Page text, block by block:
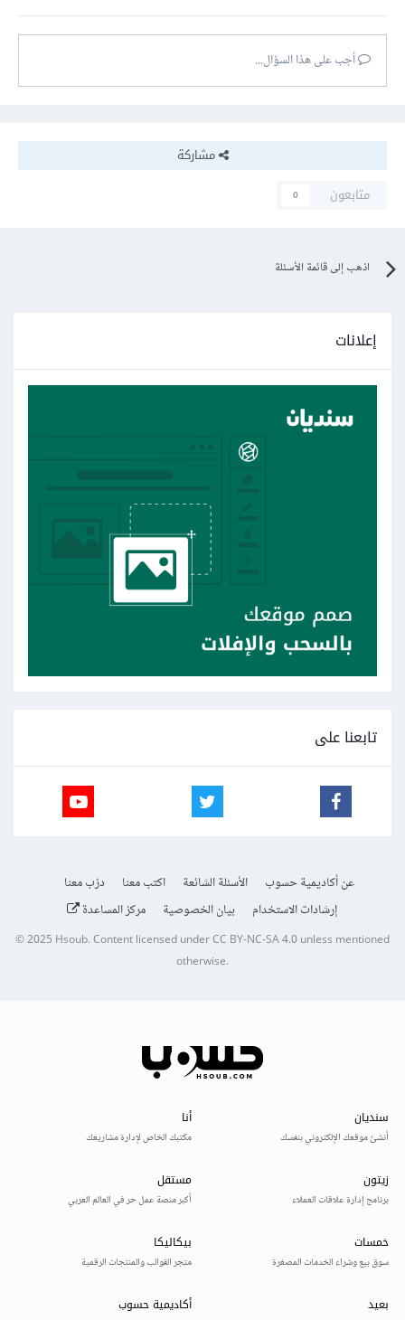
أجب على هذا السؤال...
مشاركة
متابعون
0
اذهب إلى قائمة الأسئلة
إعلانات
تابعنا على
عن أكاديمية حسوب الأسئلة الشائعة اكتب معنا
درّب معنا
إرشادات الاستخدام
بيان الخصوصية مركز المساعدة
© 2025Hsoub.Content licensed underCC BY-NC-SA 4.0unless mentioned
otherwise.